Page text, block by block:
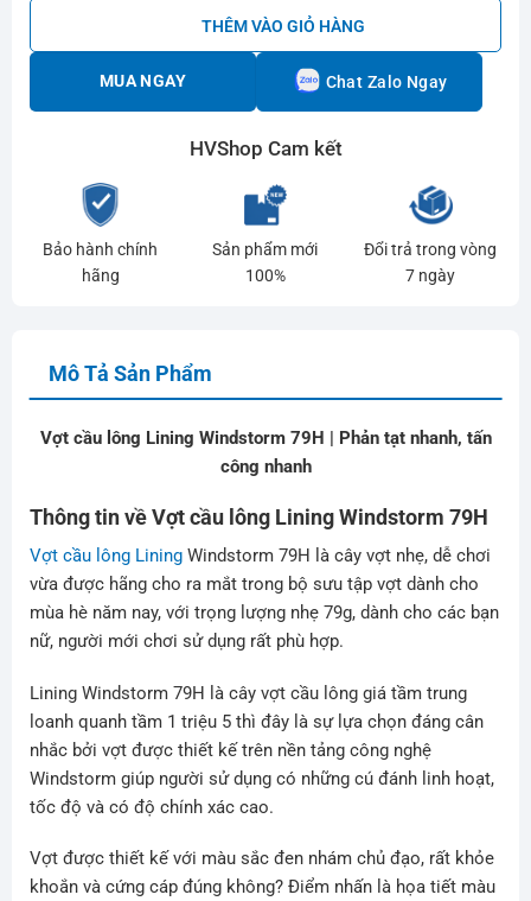
THÊM VÀO GIỎ HÀNG
MUA NGAY Chat Zalo Ngay
HVShop Cam kết
Bảo hành chính
hãng
Sản phẩm mới
100%
Đổi trả trong vòng
7 ngày
Mô Tả Sản Phẩm
Vợt cầu lông Lining Windstorm 79H | Phản tạt nhanh, tấn
công nhanh
Thông tin về Vợt cầu lông Lining Windstorm 79H
Vợt cầu lông LiningWindstorm 79H là cây vợt nhẹ, dễ chơi
vừa được hãng cho ra mắt trong bộ sưu tập vợt dành cho
mùa hè năm nay, với trọng lượng nhẹ 79g, dành cho các bạn
nữ, người mới chơi sử dụng rất phù hợp.
Lining Windstorm 79H là cây vợt cầu lông giá tầm trung
loanh quanh tầm 1 triệu 5 thì đây là sự lựa chọn đáng cân
nhắc bởi vợt được thiết kế trên nền tảng công nghệ
Windstorm giúp người sử dụng có những cú đánh linh hoạt,
tốc độ và có độ chính xác cao.
Vợt được thiết kế với màu sắc đen nhám chủ đạo, rất khỏe
khoắn và cứng cáp đúng không? Điểm nhấn là họa tiết màu